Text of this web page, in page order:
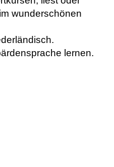
wunderschönen
lernen.